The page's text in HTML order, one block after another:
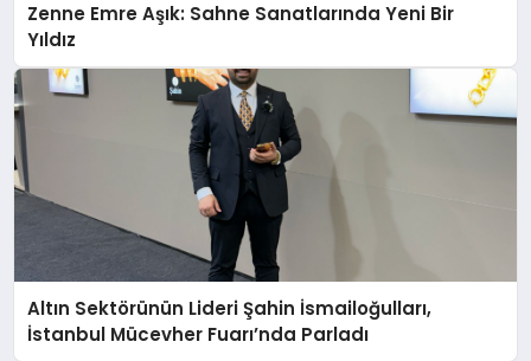
Zenne Emre Aşık: Sahne Sanatlarında Yeni Bir
Yıldız
Altın Sektörünün Lideri Şahin İsmailoğulları,
İstanbul Mücevher Fuarı’nda Parladı ￼